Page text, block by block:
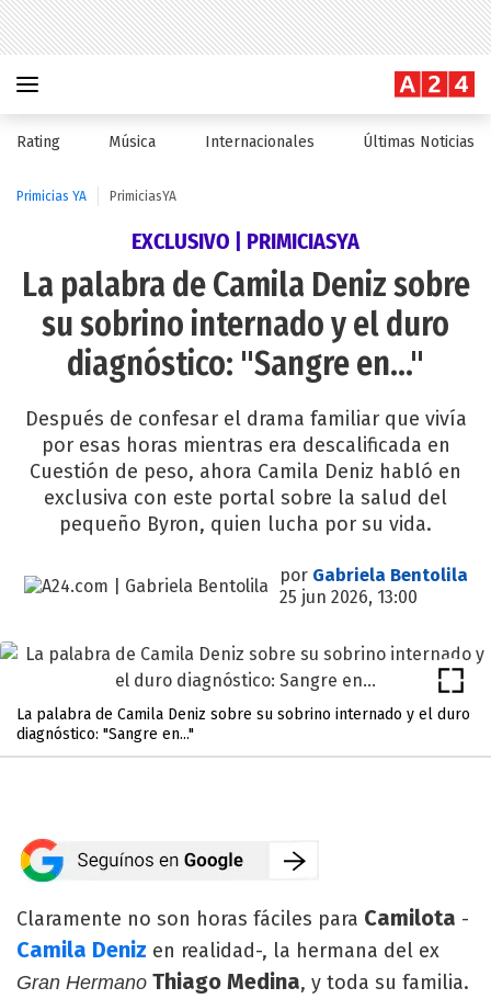
Rating Música Internacionales Últimas Noticias
Primicias YA PrimiciasYA
EXCLUSIVO | PRIMICIASYA
La palabra de Camila Deniz sobre
su sobrino internado y el duro
diagnóstico: "Sangre en..."
Después de confesar el drama familiar que vivía
por esas horas mientras era descalificada en
Cuestión de peso, ahora Camila Deniz habló en
exclusiva con este portal sobre la salud del
pequeño Byron, quien lucha por su vida.
por Gabriela Bentolila
25 jun 2026, 13:00
La palabra de Camila Deniz sobre su sobrino internado y el duro
diagnóstico: "Sangre en..."
Claramente no son horas fáciles para Camilota -
Camila Deniz en realidad-, la hermana del ex
Gran Hermano Thiago Medina, y toda su familia.